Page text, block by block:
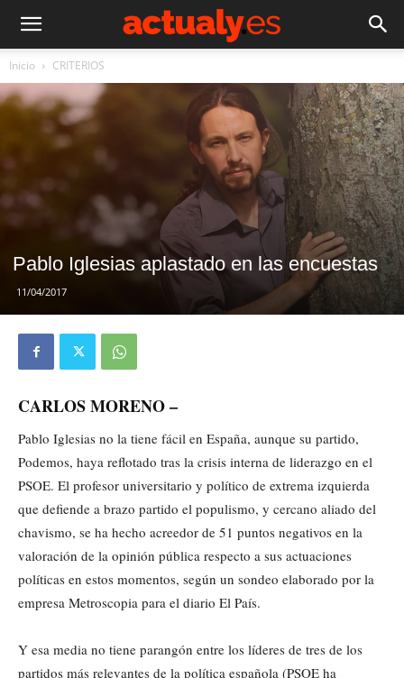
Inicio CRITERIOS
Pablo Iglesias aplastado en las encuestas
11/04/2017
CARLOS MORENO –
Pablo Iglesias no la tiene fácil en España, aunque su partido,
Podemos, haya reflotado tras la crisis interna de liderazgo en el
PSOE. El profesor universitario y político de extrema izquierda
que defiende a brazo partido el populismo, y cercano aliado del
chavismo, se ha hecho acreedor de 51 puntos negativos en la
valoración de la opinión pública respecto a sus actuaciones
políticas en estos momentos, según un sondeo elaborado por la
empresa Metroscopia para el diario El País.
Y esa media no tiene parangón entre los líderes de tres de los
partidos más relevantes de la política española (PSOE ha